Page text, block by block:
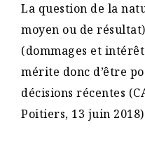
La question de la
moyen ou de
(dommages et
mérite donc d’être
décisions récentes
Poitiers, 13 juin